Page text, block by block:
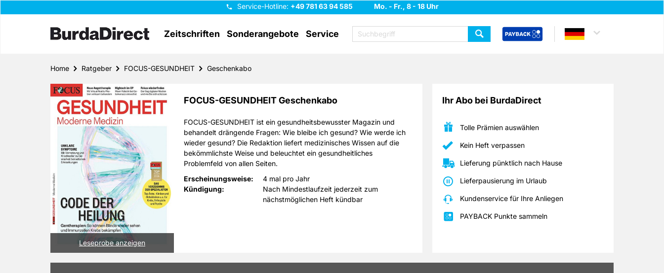
Service-Hotline: +49 781 63 94 585 Mo. - Fr., 8 - 18 Uhr
Zeitschriften Sonderangebote Service
Home Ratgeber FOCUS-GESUNDHEIT Geschenkabo
Leseprobe anzeigen
FOCUS-GESUNDHEIT Geschenkabo
FOCUS-GESUNDHEIT ist ein gesundheitsbewuss­ter Magazin und
behandelt drängende Fragen: Wie bleibe ich gesund? Wie werde ich
wieder gesund? Die Redaktion liefert medizinisches Wissen auf die
bekömm­lichste Weise und beleuchtet ein gesundheitliches
Problemfeld von allen Seiten.
FOCUS-GESUNDHEIT analysiert in jeder Ausgabe ein Spezialgebiet,
bei dem alle wichtigen Aspekte des Themas beleuchtet werden: von
Entstehung einer Krankheit über Patientenschicksale,
Erscheinungsweise:
4 mal pro Jahr
Kündigung:
Nach Mindestlaufzeit jederzeit zum
nächstmöglichen Heft kündbar
Ihr Abo bei BurdaDirect
Tolle Prämien auswählen
Kein Heft verpassen
Lieferung pünktlich nach Hause
Lieferpausierung im Urlaub
Kundenservice für Ihre Anliegen
PAYBACK Punkte sammeln